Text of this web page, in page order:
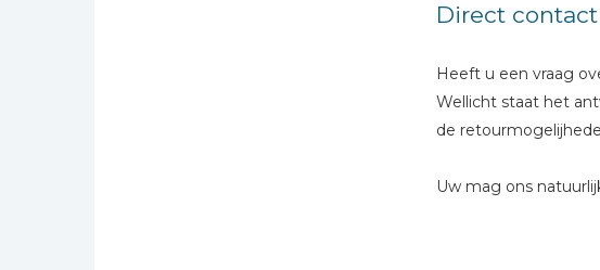
Direct
Heeft u een vraag
Wellicht staat het
de
Uw mag ons